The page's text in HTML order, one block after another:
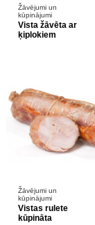
Žāvējumi un
kūpinājumi
Vista žāvēta ar
ķiplokiem
Žāvējumi un
kūpinājumi
Vistas rulete
kūpināta